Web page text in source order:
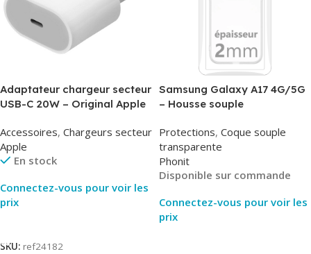
Adaptateur chargeur secteur
USB-C 20W – Original Apple
Accessoires, Chargeurs secteur
Apple
En stock
Connectez-vous pour voir les
prix
SKU: ref24182
Samsung Galaxy A17 4G/5G
– Housse souple
Protections, Coque souple
transparente
Phonit
Disponible sur commande
Connectez-vous pour voir les
prix